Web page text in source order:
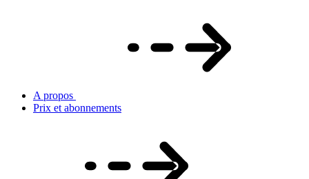
A propos
Prix et abonnements